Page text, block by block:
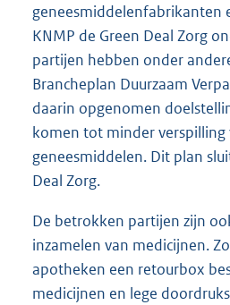
geneesmiddelenfabrikanten
KNMP de Green Deal Zorg
partijen hebben onder
Brancheplan Duurzaam
daarin opgenomen
komen tot minder verspilling
geneesmiddelen. Dit plan
Deal Zorg.
De betrokken partijen zijn
inzamelen van medicijnen.
apotheken een retourbox
medicijnen en lege